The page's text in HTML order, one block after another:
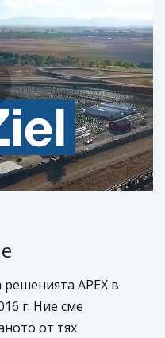
APEX в
г. Ние сме
от тях